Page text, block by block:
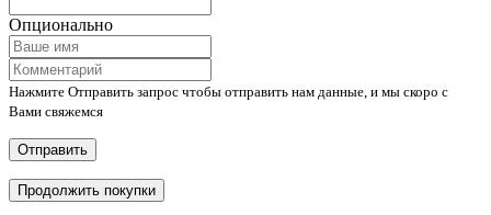
Опционально
Нажмите Отправить запрос чтобы отправить нам данные, и мы скоро с
Вами свяжемся
Отправить
Продолжить покупки